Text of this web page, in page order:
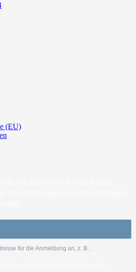
(EU)
für die Anmeldung an, z. B. .